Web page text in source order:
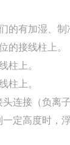
的有加湿、制
的接线柱上。
柱上。
柱上。
连接（负离
定高度时，